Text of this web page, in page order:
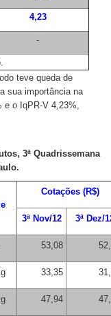
4,23
-
teve queda de
sua importância na
o IqPR-V 4,23%,
3ª Quadrissemana
Cotações (R$)
3ª Nov/12 3ª Dez/
53,08
33,35
47,94